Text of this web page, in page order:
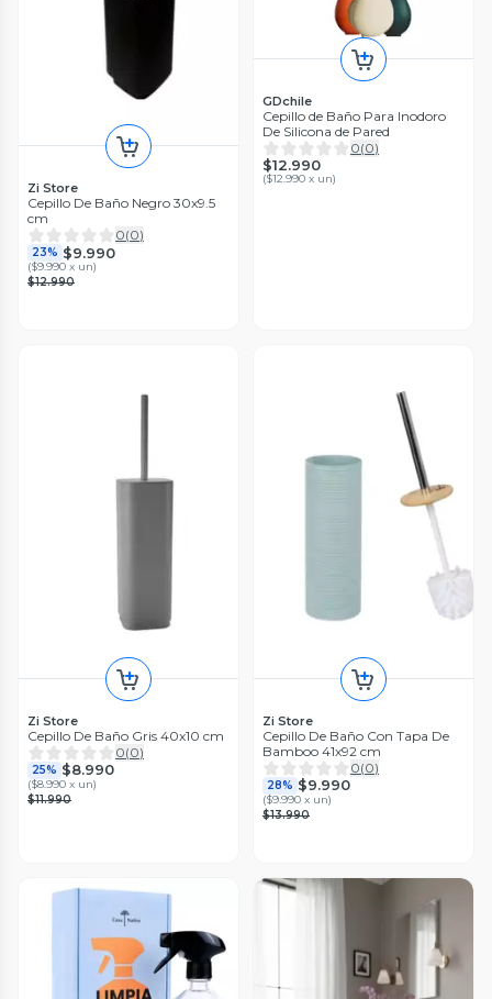
Zi Store
Cepillo De Baño Negro 30x9.5
cm
0(0)
23% $9.990
($9.990 x un)
$12.990
GDchile
Cepillo de Baño Para Inodoro
De Silicona de Pared
0(0)
$12.990
($12.990 x un)
Zi Store
Cepillo De Baño Gris 40x10 cm
0(0)
25% $8.990
($8.990 x un)
$11.990
Zi Store
Cepillo De Baño Con Tapa De
Bamboo 41x92 cm
0(0)
28% $9.990
($9.990 x un)
$13.990